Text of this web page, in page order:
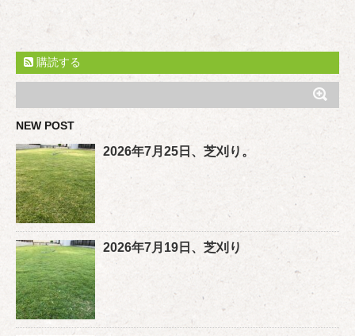
購読する
NEW POST
2026年7月25日、芝刈り。
2026年7月19日、芝刈り